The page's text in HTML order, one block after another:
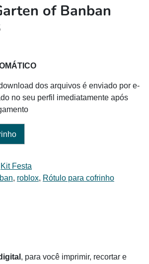
of Banban
dos arquivos é enviado por e-
no seu perfil imediatamente após
Kit Festa
, roblox, Rótulo para cofrinho
, para você imprimir, recortar e